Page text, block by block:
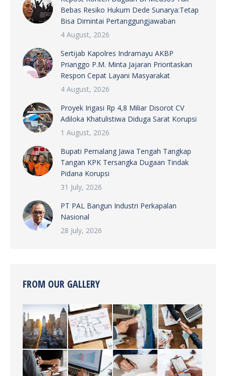
Bebas Resiko Hukum Dede Sunarya:Tetap
Bisa Dimintai Pertanggungjawaban
4 August, 2026
Sertijab Kapolres Indramayu AKBP
Prianggo P.M. Minta Jajaran Prioritaskan
Respon Cepat Layani Masyarakat
4 August, 2026
Proyek Irigasi Rp 4,8 Miliar Disorot CV
Adiloka Khatulistiwa Diduga Sarat Korupsi
1 August, 2026
Bupati Pemalang Jawa Tengah Tangkap
Tangan KPK Tersangka Dugaan Tindak
Pidana Korupsi
31 July, 2026
PT PAL Bangun Industri Perkapalan
Nasional
28 July, 2026
FROM OUR GALLERY